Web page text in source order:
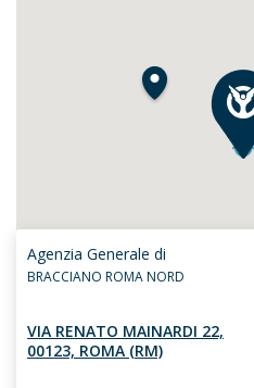
Agenzia Generale di
BRACCIANO ROMA NORD
VIA RENATO MAINARDI 22,
00123, ROMA (RM)